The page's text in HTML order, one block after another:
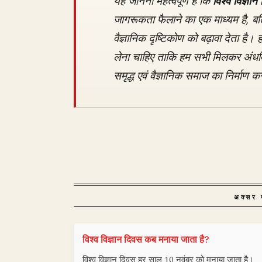
जागरूकता फैलाने का एक माध्यम है,
वैज्ञानिक दृष्टिकोण को बढ़ावा देता
लेना चाहिए ताकि हम सभी मिलकर
समृद्ध एवं वैज्ञानिक समाज का
अक्सर
विश्व विज्ञान दिवस कब मनाया जाता है?